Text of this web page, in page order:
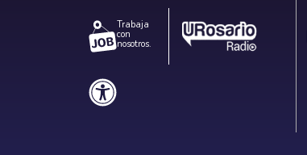
Trabaja
con
nosotros.